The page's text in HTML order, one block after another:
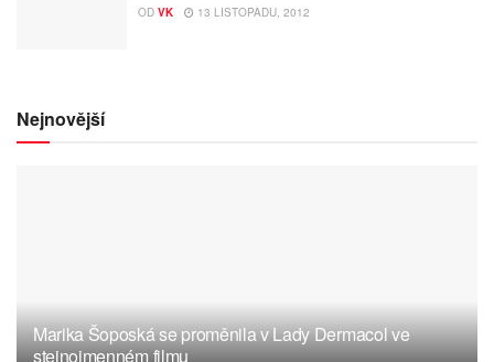
OD VK 13 LISTOPADU, 2012
Nejnovější
Marika Šoposká se proměnila v Lady Dermacol ve
stejnojmenném filmu